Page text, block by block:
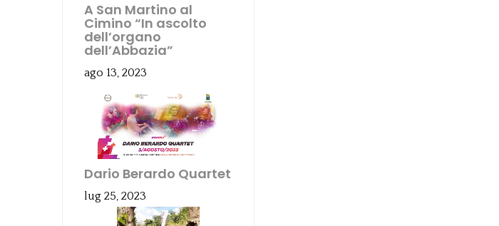
A San Martino al
Cimino “In ascolto
dell’organo
dell’Abbazia”
ago 13, 2023
Dario Berardo Quartet
lug 25, 2023